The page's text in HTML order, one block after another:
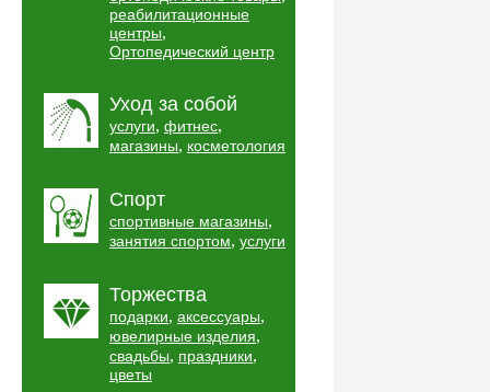
реабилитационные
центры,
Ортопедический центр
Уход за собой
услуги, фитнес,
магазины, косметология
Спорт
спортивные магазины,
занятия спортом, услуги
Торжества
подарки, аксессуары,
ювелирные изделия,
свадьбы, праздники,
цветы